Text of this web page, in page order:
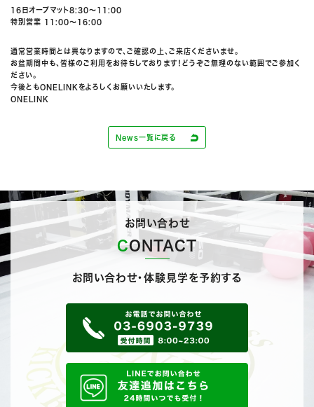
16日オープマット8:30〜11:00
特別営業 11:00〜16:00
通常営業時間とは異なりますので、ご確認の上、ご来店くださいませ。
お盆期間中も、皆様のご利用をお待ちしております！どうぞご無理のない範囲でご参加く
ださい。
今後ともONELINKをよろしくお願いいたします。
ONELINK
News一覧に戻る
お問い合わせ
CONTACT
お問い合わせ・体験見学を予約する